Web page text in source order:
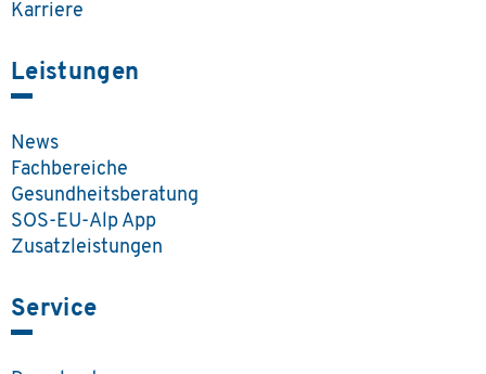
Karriere
Leistungen
News
Fachbereiche
Gesundheitsberatung
SOS-EU-Alp App
Zusatzleistungen
Service